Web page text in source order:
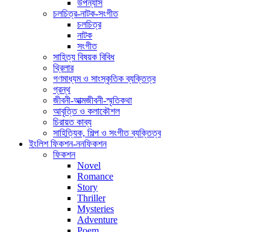
উপন্যাস
চলচিত্র-নাটক-সংগীত
চলচিত্র
নাটক
সংগীত
সাহিত্য বিষয়ক বিবিধ
থ্রিলার
গণমাধ্যম ও সাংস্কৃতিক ব্যক্তিত্ব
গ্রন্থ
জীবনী-আত্মজীবনী-স্মৃতিকথা
আবৃত্তি ও কলাকৌশল
চিরায়ত কাব্য
সাহিত্যিক, শিল্প ও সংগীত ব্যক্তিত্ব
ইংলিশ ফিকশন-ননফিকশন
ফিকশন
Novel
Romance
Story
Thriller
Mysteries
Adventure